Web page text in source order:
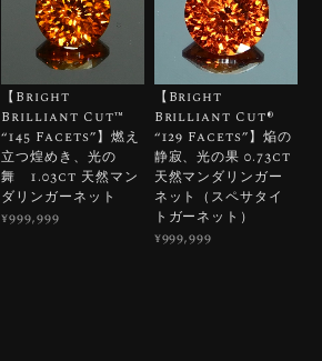
【Bright
Brilliant Cut™️
“145 Facets”】燃え
立つ煌めき、光の
舞 1.03ct 天然マン
ダリンガーネット
¥999,999
【Bright
Brilliant Cut®︎
“129 Facets”】焔の
静寂、光の果 0.73ct
天然マンダリンガー
ネット（スペサタイ
トガーネット）
¥999,999